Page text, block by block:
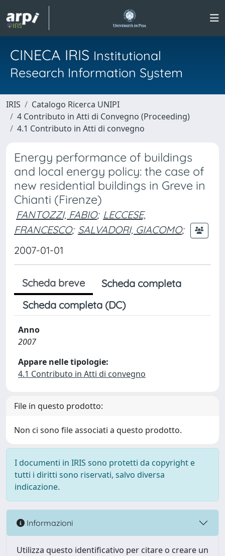
CINECA IRIS Institutional
Research Information System
IRIS
Catalogo Ricerca UNIPI
4 Contributo in Atti di Convegno (Proceeding)
4.1 Contributo in Atti di convegno
Energy performance of buildings
and local energy policy: the case of
new residential buildings in Greve in
Chianti (Firenze)
FANTOZZI, FABIO; LECCESE,
FRANCESCO; SALVADORI, GIACOMO;
2007-01-01
Scheda breve
Scheda completa
Scheda completa (DC)
Anno
2007
Appare nelle tipologie:
4.1 Contributo in Atti di convegno
File in questo prodotto:
Non ci sono file associati a questo prodotto.
I documenti in IRIS sono protetti da copyright e
tutti i diritti sono riservati, salvo diversa
indicazione.
Informazioni
Utilizza questo identificativo per citare o creare un